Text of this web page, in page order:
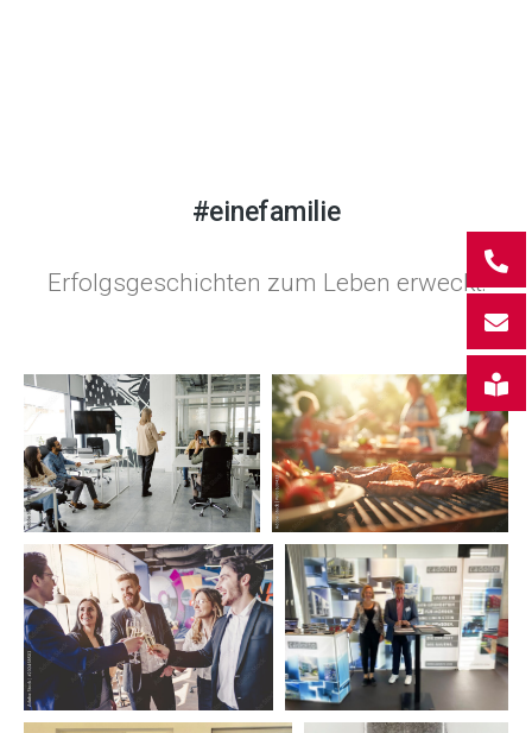
#einefamilie
Erfolgsgeschichten zum Leben erweckt: